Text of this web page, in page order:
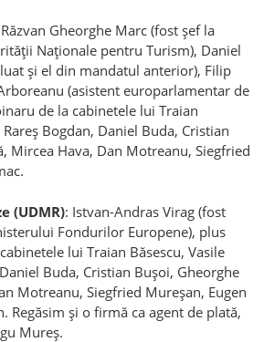
Gheorghe Marc (fost șef la
Naționale pentru Turism), Daniel
și el din mandatul anterior), Filip
(asistent europarlamentar de
de la cabinetele lui Traian
Rareș Bogdan, Daniel Buda, Cristian
Mircea Hava, Dan Motreanu, Siegfried
(UDMR): Istvan-Andras Virag (fost
Fondurilor Europene), plus
lui Traian Băsescu, Vasile
Buda, Cristian Bușoi, Gheorghe
Motreanu, Siegfried Mureșan, Eugen
Regăsim și o firmă ca agent de plată,
Mureș.